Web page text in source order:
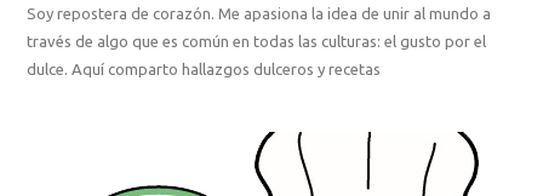
Soy repostera de corazón. Me apasiona la idea de unir al mundo a
través de algo que es común en todas las culturas: el gusto por el
dulce. Aquí comparto hallazgos dulceros y recetas